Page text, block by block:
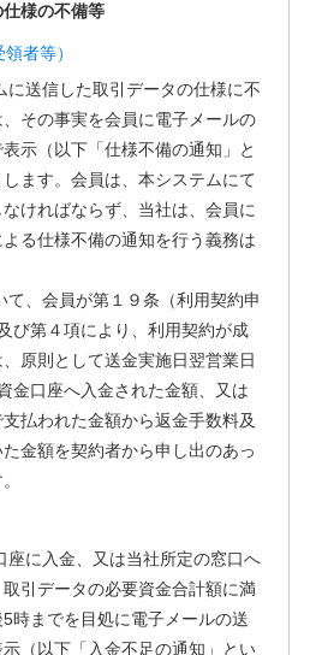
様の不備等
者等）
に送信した取引データの仕様に不
その事実を会員に電子メールの
示（以下「仕様不備の通知」と
ます。会員は、本システムにて
ければならず、当社は、会員に
る仕様不備の通知を行う義務は
て、会員が第１９条（利用契約申
び第４項により、利用契約が成
原則として送金実施日翌営業日
金口座へ入金された金額、又は
払われた金額から返金手数料及
金額を契約者から申し出のあっ
座に入金、又は当社所定の窓口へ
引データの必要資金合計額に満
時までを目処に電子メールの送
（以下「入金不足の通知」とい